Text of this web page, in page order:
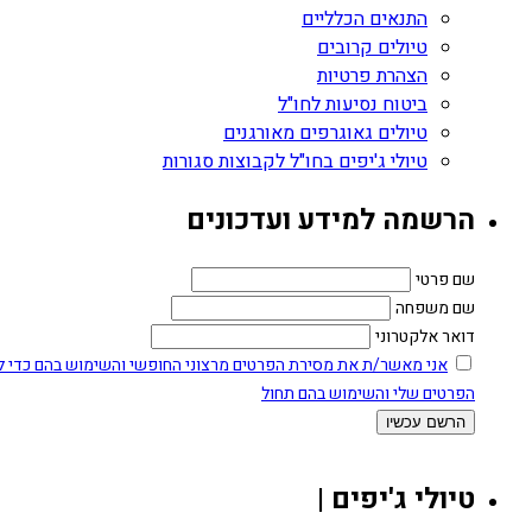
התנאים הכלליים
טיולים קרובים
הצהרת פרטיות
ביטוח נסיעות לחו"ל
טיולים גאוגרפים מאורגנים
טיולי ג'יפים בחו"ל לקבוצות סגורות
הרשמה למידע ועדכונים
שם פרטי
שם משפחה
דואר אלקטרוני
אני מאשר/ת את מסירת הפרטים מרצוני החופשי והשימוש בהם כדי
הפרטים שלי והשימוש בהם תחול
טיולי ג'יפים |